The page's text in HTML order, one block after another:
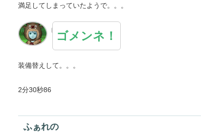
満足してしまっていたようで。。。
ゴメンネ！
装備替えして。。。
2分30秒86
ふぁれの